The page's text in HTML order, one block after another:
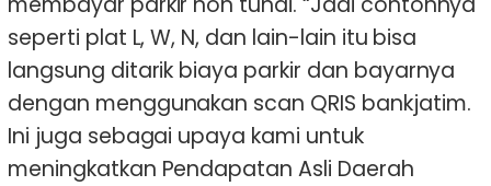
seperti plat L, W, N, dan lain-lain itu bisa
langsung ditarik biaya parkir dan bayarnya
dengan menggunakan scan QRIS bankjatim.
Ini juga sebagai upaya kami untuk
meningkatkan Pendapatan Asli Daerah